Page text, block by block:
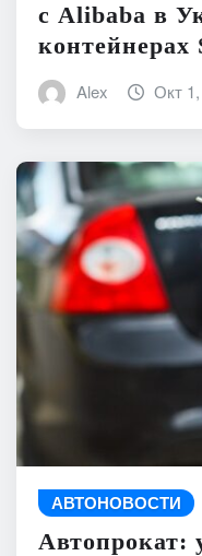
с Alibaba в
контейнерах
Alex Окт
АВТОНОВОСТИ
Автопрокат: